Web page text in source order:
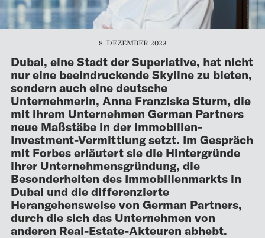
8. DEZEMBER 2023
Dubai, eine Stadt der Superlative, hat nicht
nur eine beeindruckende Skyline zu bieten,
sondern auch eine deutsche
Unternehmerin, Anna Franziska Sturm, die
mit ihrem Unternehmen German Partners
neue Maßstäbe in der Immobilien-
Investment-Vermittlung setzt. Im Gespräch
mit Forbes erläutert sie die Hintergründe
ihrer Unternehmensgründung, die
Besonderheiten des Immobilienmarkts in
Dubai und die differenzierte
Herangehensweise von German Partners,
durch die sich das Unternehmen von
anderen Real-Estate-Akteuren abhebt.